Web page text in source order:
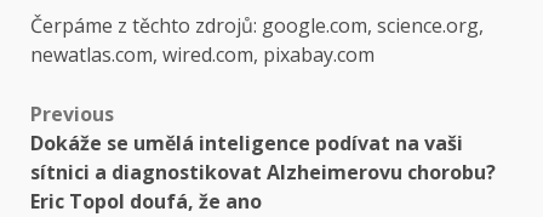
Čerpáme z těchto zdrojů: google.com, science.org,
newatlas.com, wired.com, pixabay.com
Post
navigation
Previous
Dokáže se umělá inteligence podívat na vaši
sítnici a diagnostikovat Alzheimerovu chorobu?
Eric Topol doufá, že ano